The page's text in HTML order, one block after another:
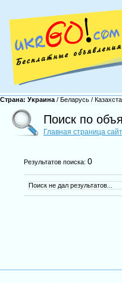
Страна: Украина / Беларусь /
Поиск по
Главная страница
Результатов поиска: 0
Поиск не дал результатов...